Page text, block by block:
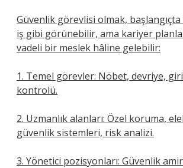
Güvenlik görevlisi olmak,
iş gibi görünebilir, ama kariyer
vadeli bir meslek hâline gelebilir:
1. Temel görevler: Nöbet, devriye,
kontrolü.
2. Uzmanlık alanları: Özel koruma,
güvenlik sistemleri, risk analizi.
3. Yönetici pozisyonları: Güvenlik